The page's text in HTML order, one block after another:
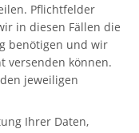
Pflichtfelder
in diesen Fällen die
benötigen und wir
versenden können.
jeweiligen
Ihrer Daten,